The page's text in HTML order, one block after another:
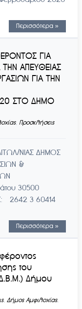
Περισσότερα »
ΓΙΑ
ΑΠΕΥΘΕΙΑΣ
ΓΙΑ ΤΗΝ
ΣΤΟ ΔΗΜΟ
, Προσκλήσεις
ΝΙΑΣ ΔΗΜΟΣ
&
30500
2642 3 60414
Περισσότερα »
του
Δήμου
, Δήμος Αμφιλοχίας,